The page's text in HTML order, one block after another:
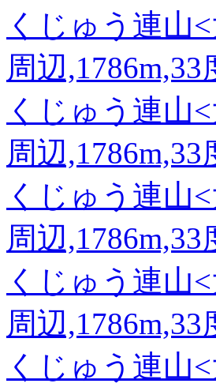
くじゅう連山
周辺
くじゅう連山
周辺
くじゅう連山
周辺
くじゅう連山
周辺
くじゅう連山